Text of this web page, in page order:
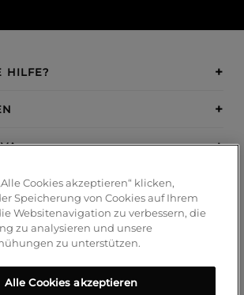
HILFE?
Cookies akzeptieren“ klicken,
Speicherung von Cookies auf Ihrem
Websitenavigation zu verbessern, die
zu analysieren und unsere
zu unterstützen.
Alle Cookies akzeptieren